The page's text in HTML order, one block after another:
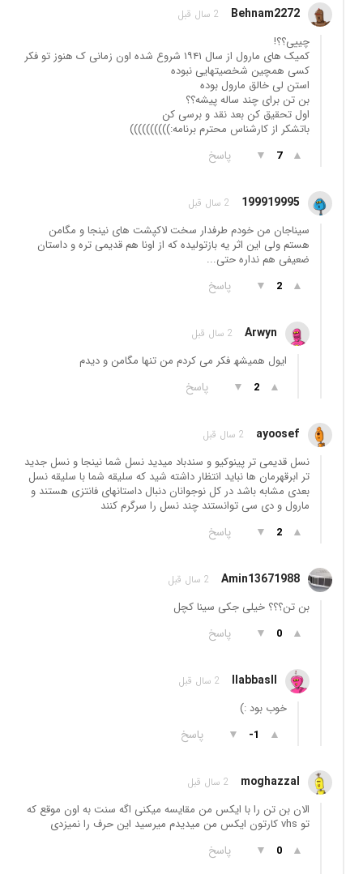
Behnam2272 2 سال قبل
چییی؟؟!
کمیک های مارول از سال ۱۹۴۱ شروع شده اون زمانی ک هنوز تو فکر
کسی همچین شخصیتهایی نبوده
استن لی خالق مارول بوده
بن تن برای چند ساله پیشه؟؟
اول تحقیق کن بعد نقد و برسی کن
باتشکر از کارشناس محترم برنامه:))))))))))
▲
7
▼ پاسخ
199919995 2 سال قبل
سیناجان من خودم طرفدار سخت لاکپشت های نینجا و مگامن
هستم ولی این اثر یه بازتولیده که از اونا هم قدیمی تره و داستان
ضعیفی هم نداره حتی...
▲
2
▼ پاسخ
Arwyn 2 سال قبل
ایول ھمیشھ فکر می کردم من تنها مگامن و دیدم
▲
2
▼ پاسخ
ayoosef 2 سال قبل
نسل قدیمی تر پینوکیو و سندباد میدید نسل شما نینجا و نسل جدید
تر ابرقهرمان ها نباید انتظار داشته شید که سلیقه شما با سلیقه نسل
بعدی مشابه باشد در کل نوجوانان دنبال داستانهای فانتزی هستند و
مارول و دی سی توانستند چند نسل را سرگرم کنند
▲
2
▼ پاسخ
Amin13671988 2 سال قبل
بن تن؟؟؟ خیلی جکی سینا کچل
▲
0
▼ پاسخ
llabbasll 2 سال قبل
خوب بود :)
▲
-1
▼ پاسخ
moghazzal 2 سال قبل
الان بن تن را با ایکس من مقایسه میکنی اگه سنت به اون موقع که
تو vhs کارتون ایکس من میدیدم میرسید این حرف را نمیزدی
▲
0
▼ پاسخ